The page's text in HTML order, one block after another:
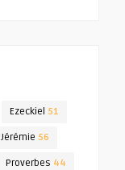
Ezeckiel 51
Jérémie 56
Proverbes 44